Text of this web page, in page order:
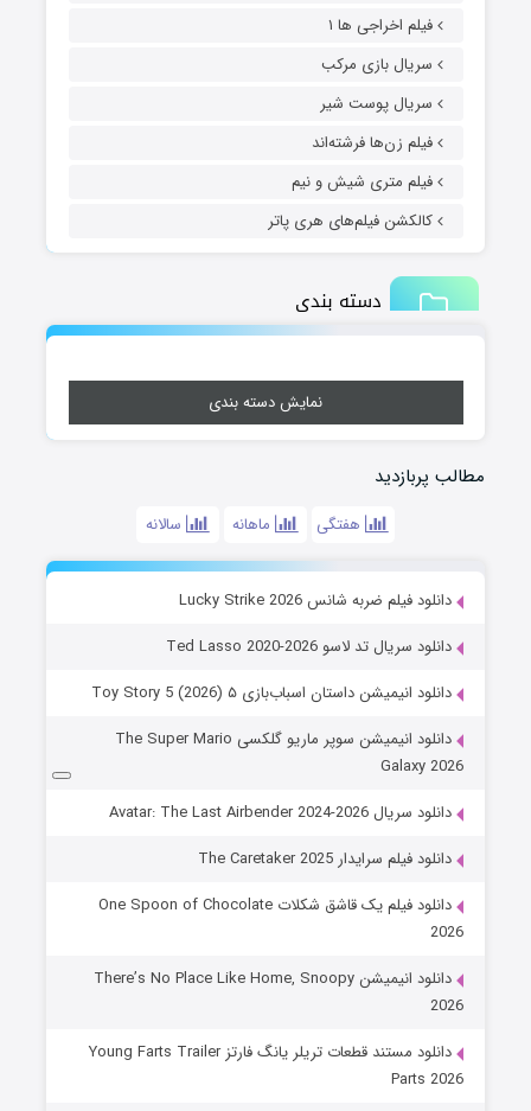
فیلم اخراجی ها ۱
سریال بازی مرکب
سریال پوست شیر
فیلم زن‌ها فرشته‌اند
فیلم متری شیش و نیم
کالکشن فیلم‌های هری پاتر
دسته بندی
نمایش دسته بندی
مطالب پربازدید
هفتگی ماهانه سالانه
دانلود فیلم ضربه شانس Lucky Strike 2026
دانلود سریال تد لاسو Ted Lasso 2020-2026
دانلود انیمیشن داستان اسباب‌بازی ۵ Toy Story 5 (2026)
دانلود انیمیشن سوپر ماریو گلکسی The Super Mario
Galaxy 2026
دانلود سریال Avatar: The Last Airbender 2024-2026
دانلود فیلم سرایدار The Caretaker 2025
دانلود فیلم یک قاشق شکلات One Spoon of Chocolate
2026
دانلود انیمیشن There’s No Place Like Home, Snoopy
2026
دانلود مستند قطعات تریلر یانگ فارتز Young Farts Trailer
Parts 2026